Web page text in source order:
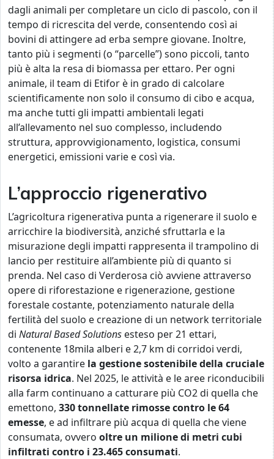
dagli animali per completare un ciclo di pascolo, con il
tempo di ricrescita del verde, consentendo così ai
bovini di attingere ad erba sempre giovane. Inoltre,
tanto più i segmenti (o “parcelle”) sono piccoli, tanto
più è alta la resa di biomassa per ettaro. Per ogni
animale, il team di Etifor è in grado di calcolare
scientificamente non solo il consumo di cibo e acqua,
ma anche tutti gli impatti ambientali legati
all’allevamento nel suo complesso, includendo
struttura, approvvigionamento, logistica, consumi
energetici, emissioni varie e così via.
L’approccio rigenerativo
L’agricoltura rigenerativa punta a rigenerare il suolo e
arricchire la biodiversità, anziché sfruttarla e la
misurazione degli impatti rappresenta il trampolino di
lancio per restituire all’ambiente più di quanto si
prenda. Nel caso di Verderosa ciò avviene attraverso
opere di riforestazione e rigenerazione, gestione
forestale costante, potenziamento naturale della
fertilità del suolo e creazione di un network territoriale
di Natural Based Solutions esteso per 21 ettari,
contenente 18mila alberi e 2,7 km di corridoi verdi,
volto a garantire la gestione sostenibile della cruciale
risorsa idrica. Nel 2025, le attività e le aree riconducibili
alla farm continuano a catturare più CO2 di quella che
emettono, 330 tonnellate rimosse contro le 64
emesse, e ad infiltrare più acqua di quella che viene
consumata, ovvero oltre un milione di metri cubi
infiltrati contro i 23.465 consumati.